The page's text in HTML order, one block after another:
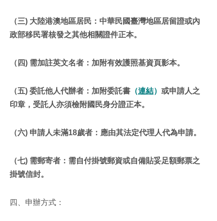
（三) 大陸港澳地區居民：中華民國臺灣地區居留證或內
政部移民署核發之其他相關證件正本。
（四) 需加註英文名者：加附有效護照基資頁影本。
（五) 委託他人代辦者：加附委託書 （連結） 或申請人之
印章，受託人亦須檢附國民身分證正本。
（六) 申請人未滿18歲者：應由其法定代理人代為申請。
（七) 需郵寄者：需自付掛號郵資或自備貼妥足額郵票之
掛號信封。
四、申辦方式：